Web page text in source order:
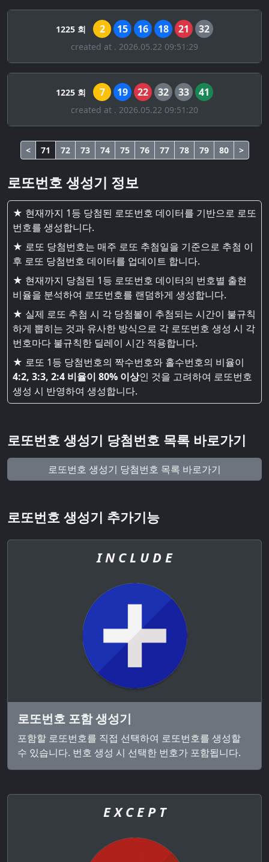
1225 회 2 15 16 18 21 32
created at . 2026.05.22 09:51:29
1225 회 7 19 22 32 33 41
created at . 2026.05.22 09:51:20
< 71 72 73 74 75 76 77 78 79 80 >
로또번호 생성기 정보
★ 현재까지 1등 당첨된 로또번호 데이터를 기반으로 로또
번호를 생성합니다.
★ 로또 당첨번호는 매주 로또 추첨일을 기준으로 추첨 이
후 로또 당첨번호 데이터를 업데이트 합니다.
★ 현재까지 당첨된 1등 로또번호 데이터의 번호별 출현
비율을 분석하여 로또번호를 랜덤하게 생성합니다.
★ 실제 로또 추첨 시 각 당첨볼이 추첨되는 시간이 불규칙
하게 뽑히는 것과 유사한 방식으로 각 로또번호 생성 시 각
번호마다 불규칙한 딜레이 시간 적용합니다.
★ 로또 1등 당첨번호의 짝수번호와 홀수번호의 비율이
4:2, 3:3, 2:4 비율이 80% 이상인 것을 고려하여 로또번호
생성 시 반영하여 생성합니다.
로또번호 생성기 당첨번호 목록 바로가기
로또번호 생성기 당첨번호 목록 바로가기
로또번호 생성기 추가기능
I N C L U D E
로또번호 포함 생성기
포함할 로또번호를 직접 선택하여 로또번호를 생성할
수 있습니다. 번호 생성 시 선택한 번호가 포함됩니다.
E X C E P T